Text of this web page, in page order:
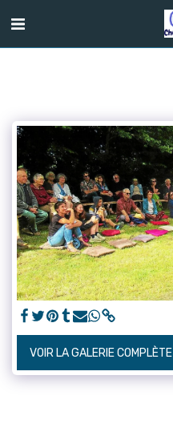
VOIR LA GALERIE COMPLÈTE